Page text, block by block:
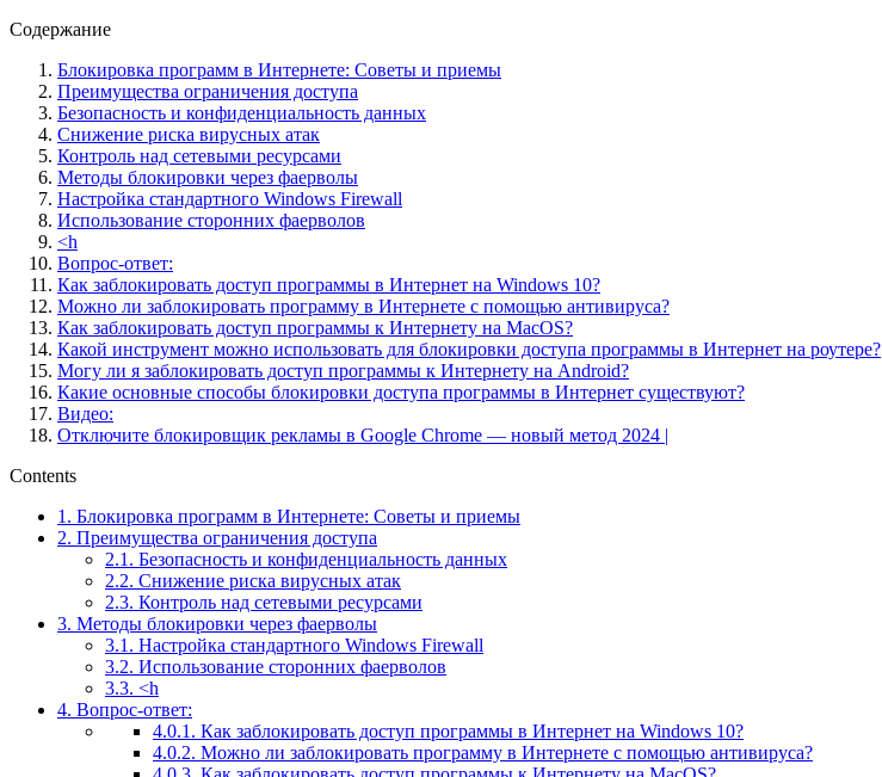
Содержание
Блокировка программ в Интернете: Советы и приемы
Преимущества ограничения доступа
Безопасность и конфиденциальность данных
Снижение риска вирусных атак
Контроль над сетевыми ресурсами
Методы блокировки через фаерволы
Настройка стандартного Windows Firewall
Использование сторонних фаерволов
<h
Вопрос-ответ:
Как заблокировать доступ программы в Интернет на Windows 10?
Можно ли заблокировать программу в Интернете с помощью антивируса?
Как заблокировать доступ программы к Интернету на MacOS?
Какой инструмент можно использовать для блокировки доступа программы в Интернет на роутере?
Могу ли я заблокировать доступ программы к Интернету на Android?
Какие основные способы блокировки доступа программы в Интернет существуют?
Видео:
Отключите блокировщик рекламы в Google Chrome — новый метод 2024 |
Contents
1. Блокировка программ в Интернете: Советы и приемы
2. Преимущества ограничения доступа
2.1. Безопасность и конфиденциальность данных
2.2. Снижение риска вирусных атак
2.3. Контроль над сетевыми ресурсами
3. Методы блокировки через фаерволы
3.1. Настройка стандартного Windows Firewall
3.2. Использование сторонних фаерволов
3.3. <h
4. Вопрос-ответ:
4.0.1. Как заблокировать доступ программы в Интернет на Windows 10?
4.0.2. Можно ли заблокировать программу в Интернете с помощью антивируса?